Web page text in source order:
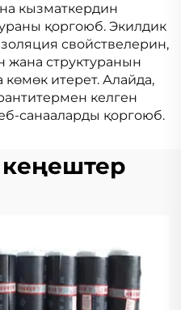
кызматкердин
қоргоюб. Экилдик
свойствелерин,
жана структуранын
итерет. Алайда,
келген
санааларды қоргоюб.